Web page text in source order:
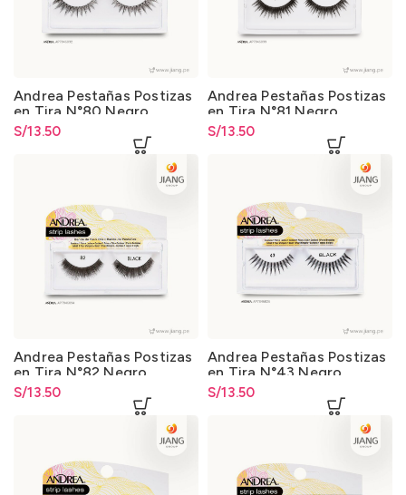
Andrea Pestañas Postizas
en Tira N°80 Negro
S/13.50
Andrea Pestañas Postizas
en Tira N°81 Negro
S/13.50
Andrea Pestañas Postizas
en Tira N°82 Negro
S/13.50
Andrea Pestañas Postizas
en Tira N°43 Negro
S/13.50